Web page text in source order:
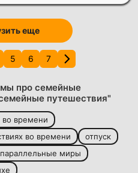
еще
5 6 7
про семейные
путешествия"
во времени
во времени
отпуск
миры